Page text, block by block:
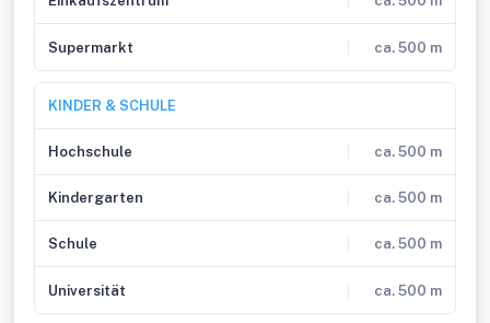
Supermarkt ca. 500 m
KINDER & SCHULE
Hochschule ca. 500 m
Kindergarten ca. 500 m
Schule ca. 500 m
Universität ca. 500 m